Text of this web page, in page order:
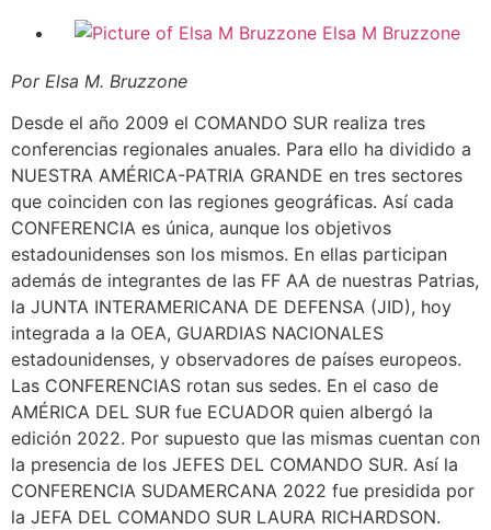
Elsa M Bruzzone
Por Elsa M. Bruzzone
Desde el año 2009 el COMANDO SUR realiza tres
conferencias regionales anuales. Para ello ha dividido a
NUESTRA AMÉRICA-PATRIA GRANDE en tres sectores
que coinciden con las regiones geográficas. Así cada
CONFERENCIA es única, aunque los objetivos
estadounidenses son los mismos. En ellas participan
además de integrantes de las FF AA de nuestras Patrias,
la JUNTA INTERAMERICANA DE DEFENSA (JID), hoy
integrada a la OEA, GUARDIAS NACIONALES
estadounidenses, y observadores de países europeos.
Las CONFERENCIAS rotan sus sedes. En el caso de
AMÉRICA DEL SUR fue ECUADOR quien albergó la
edición 2022. Por supuesto que las mismas cuentan con
la presencia de los JEFES DEL COMANDO SUR. Así la
CONFERENCIA SUDAMERCANA 2022 fue presidida por
la JEFA DEL COMANDO SUR LAURA RICHARDSON.